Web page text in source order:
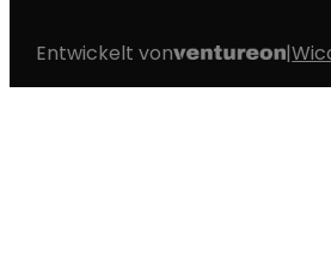
Entwickelt von |